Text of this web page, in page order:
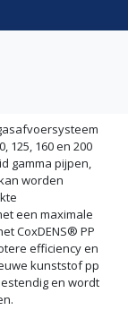
125, 160 en 200
gamma pijpen,
worden
een maximale
CoxDENS® PP
efficiency en
kunststof pp
en wordt